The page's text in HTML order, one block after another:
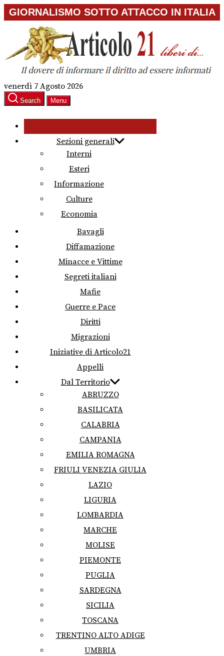
Skip
to
content
GIORNALISMO SOTTO ATTACCO IN ITALIA
venerdì 7 Agosto 2026
Search Menu
Sezioni generali
Interni
Esteri
Informazione
Culture
Economia
Bavagli
Diffamazione
Minacce e Vittime
Segreti italiani
Mafie
Guerre e Pace
Diritti
Migrazioni
Iniziative di Articolo21
Appelli
Dal Territorio
ABRUZZO
BASILICATA
CALABRIA
CAMPANIA
EMILIA ROMAGNA
FRIULI VENEZIA GIULIA
LAZIO
LIGURIA
LOMBARDIA
MARCHE
MOLISE
PIEMONTE
PUGLIA
SARDEGNA
SICILIA
TOSCANA
TRENTINO ALTO ADIGE
UMBRIA